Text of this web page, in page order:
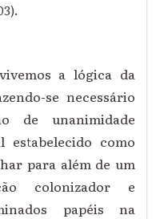
a lógica da
se necessário
de unanimidade
estabelecido como
para além de um
colonizador e
papéis na